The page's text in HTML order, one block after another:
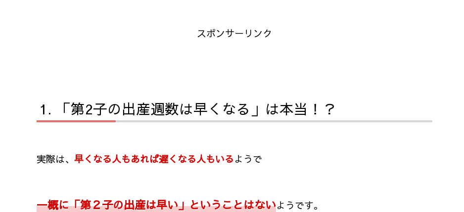
スポンサーリンク
「第2子の出産週数は早くなる」は本当！？
実際は、 早くなる人もあれば遅くなる人もいるようで
一概に「第２子の出産は早い」ということはないようです。